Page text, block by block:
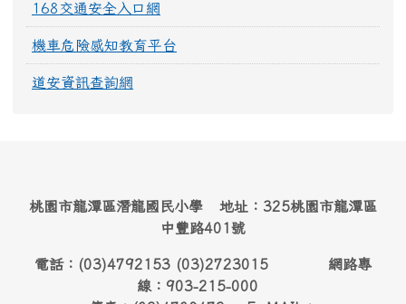
168交通安全入口網
機車危險感知教育平台
道安資訊查詢網
桃園市龍潭區潛龍國民小學 地址：325桃園市龍潭區
中豐路401號
電話：(03)4792153 (03)2723015 網路專
線：903-215-000